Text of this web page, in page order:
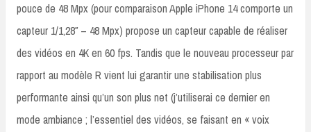
pouce de 48 Mpx (pour comparaison Apple iPhone 14 comporte un
capteur 1/1,28″ – 48 Mpx) propose un capteur capable de réaliser
des vidéos en 4K en 60 fps. Tandis que le nouveau processeur par
rapport au modèle R vient lui garantir une stabilisation plus
performante ainsi qu’un son plus net (j’utiliserai ce dernier en
mode ambiance ; l’essentiel des vidéos, se faisant en « voix